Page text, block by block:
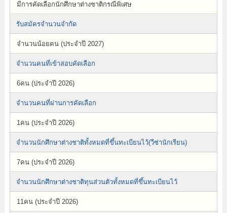
มีการคัดเลือกนักศึกษาต่างชาติกรณีพิเศษ
รับสมัครจำนวนจำกัด
จำนวนน้อยคน (ประจำปี 2027)
จำนวนคนที่เข้าสอบคัดเลือก
6คน (ประจำปี 2026)
จำนวนคนที่ผ่านการคัดเลือก
1คน (ประจำปี 2026)
จำนวนนักศึกษาต่างชาติทั้งหมดที่ขึ้นทะเบียนไว้(วีซ่านักเรียน)
7คน (ประจำปี 2026)
จำนวนนักศึกษาต่างชาติทุนส่วนตัวทั้งหมดที่ขึ้นทะเบียนไว้
11คน (ประจำปี 2026)